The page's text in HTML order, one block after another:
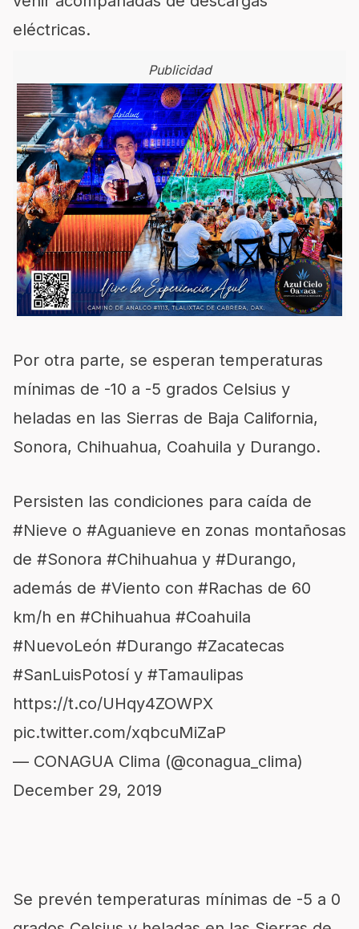
eléctricas.
Publicidad
Por otra parte, se esperan temperaturas
mínimas de -10 a -5 grados Celsius y
heladas en las Sierras de Baja California,
Sonora, Chihuahua, Coahuila y Durango.
Persisten las condiciones para caída de
#Nieve o #Aguanieve en zonas montañosas
de #Sonora #Chihuahua y #Durango,
además de #Viento con #Rachas de 60
km/h en #Chihuahua #Coahuila
#NuevoLeón #Durango #Zacatecas
#SanLuisPotosíy #Tamaulipas
https://t.co/UHqy4ZOWPX
pic.twitter.com/xqbcuMiZaP
— CONAGUA Clima (@conagua_clima)
December 29, 2019
Se prevén temperaturas mínimas de -5 a 0